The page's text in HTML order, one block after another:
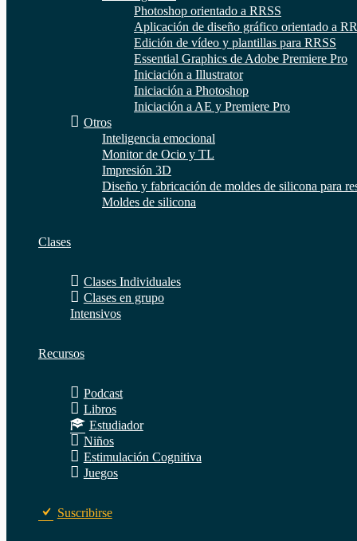
Photoshop orientado a RRSS
Aplicación de diseño gráfico orientado a
Edición de vídeo y plantillas para RRSS
Essential Graphics de Adobe Premiere Pro
Iniciación a Illustrator
Iniciación a Photoshop
Iniciación a AE y Premiere Pro
Otros
Inteligencia emocional
Monitor de Ocio y TL
Impresión 3D
Diseño y fabricación de moldes de silicona para
Moldes de silicona
Clases
Clases Individuales
Clases en grupo
Intensivos
Recursos
Podcast
Libros
Estudiador
Niños
Estimulación Cognitiva
Juegos
Suscribirse